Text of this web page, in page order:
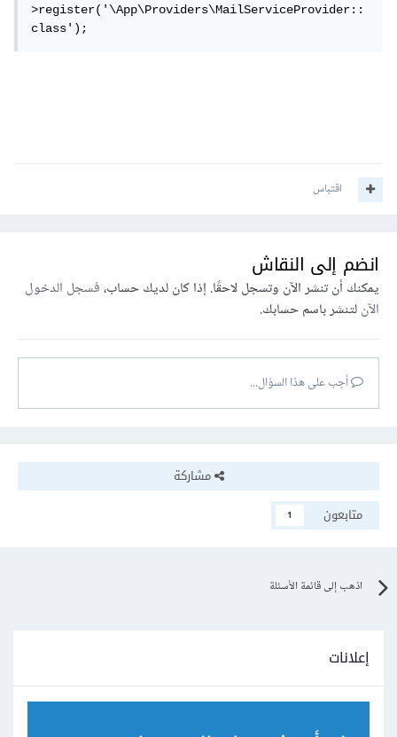
>register('\App\Providers\MailServiceProvider::
class');
اقتباس
انضم إلى النقاش
يمكنك أن تنشر الآن وتسجل لاحقًا. إذا كان لديك حساب،فسجل الدخول
الآنلتنشر باسم حسابك.
أجب على هذا السؤال...
مشاركة
متابعون
1
اذهب إلى قائمة الأسئلة
إعلانات